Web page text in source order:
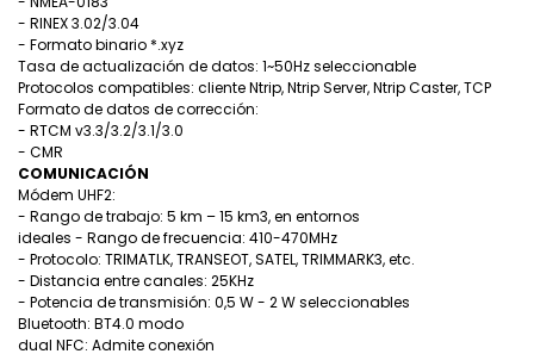
- RINEX 3.02/3.04
- Formato binario *.xyz
Tasa de actualización de datos: 1~50Hz seleccionable
Protocolos compatibles: cliente Ntrip, Ntrip Server, Ntrip Caster, TCP
Formato de datos de corrección:
- RTCM v3.3/3.2/3.1/3.0
- CMR
COMUNICACIÓN
Módem UHF2:
- Rango de trabajo: 5 km – 15 km3, en entornos
ideales - Rango de frecuencia: 410-470MHz
- Protocolo: TRIMATLK, TRANSEOT, SATEL, TRIMMARK3, etc.
- Distancia entre canales: 25KHz
- Potencia de transmisión: 0,5 W - 2 W seleccionables
Bluetooth: BT4.0 modo
dual NFC: Admite conexión